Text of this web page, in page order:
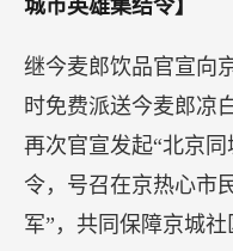
【今麦郎饮品再次官